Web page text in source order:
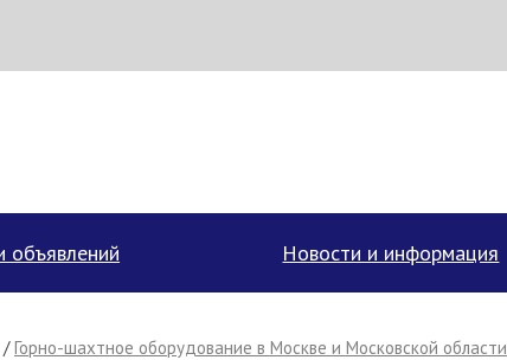
объявлений Новости и информация
поставщику
/Горно-шахтное оборудование в Москве и Московской области